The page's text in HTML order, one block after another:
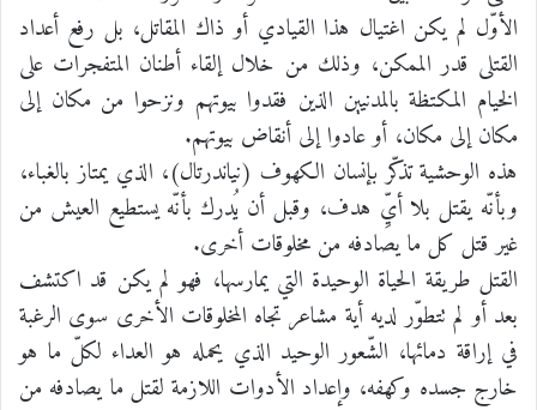
الأوّل لم يكن اغتيال هذا القيادي أو ذاك المقاتل، بل رفع أعداد
القتلى قدر الممكن، وذلك من خلال إلقاء أطنان المتفجرات على
الخيام المكتظة بالمدنيين الذين فقدوا بيوتهم ونزحوا من مكان إلى
مكان إلى مكان، أو عادوا إلى أنقاض بيوتهم.
هذه الوحشية تذكّر بإنسان الكهوف (نياندرتال)، الذي يمتاز بالغباء،
وبأنّه يقتل بلا أيِّ هدف، وقبل أن يُدرك بأنّه يستطيع العيش من
غير قتل كل ما يصادفه من مخلوقات أخرى.
القتل طريقة الحياة الوحيدة التي يمارسها، فهو لم يكن قد اكتشف
بعد أو لم تتطوّر لديه أية مشاعر تجاه المخلوقات الأخرى سوى الرغبة
في إراقة دمائها، الشّعور الوحيد الذي يحمله هو العداء لكلّ ما هو
خارج جسده وكهفه، وإعداد الأدوات اللازمة لقتل ما يصادفه من